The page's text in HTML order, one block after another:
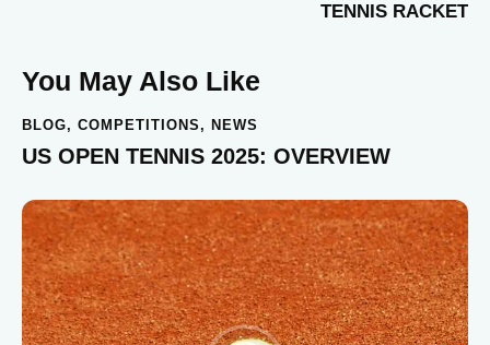
TENNIS RACKET
You May Also Like
BLOG, COMPETITIONS , NEWS
US OPEN TENNIS 2025: OVERVIEW